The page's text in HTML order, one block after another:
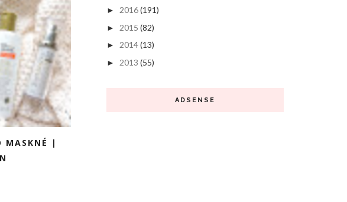
MASKNÉ |
► 2016(191)
► 2015 (82)
► 2014(13)
► 2013 (55)
ADSENSE